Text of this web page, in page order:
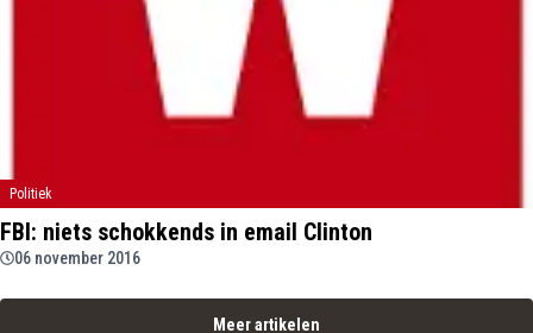
Politiek
FBI: niets schokkends in email Clinton
06 november 2016
Meer artikelen